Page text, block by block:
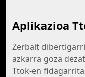
Aplikazioa
Zerbait
azkarra goza
Ttok-en